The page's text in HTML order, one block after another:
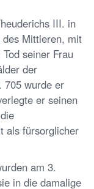
III. in
Mittleren, mit
seiner Frau
der
705 wurde er
er seinen
als fürsorglicher
am 3.
in die damalige